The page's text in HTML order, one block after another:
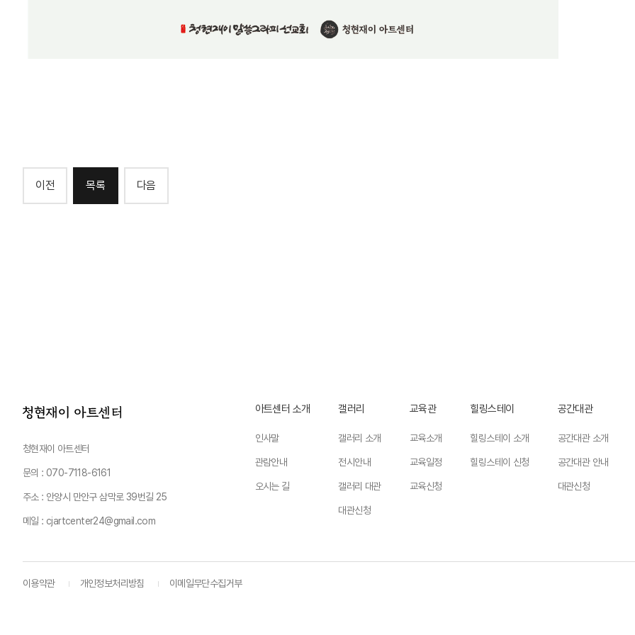
이전 목록 다음
청현재이 아트센터
문의 : 070-7118-6161
주소 : 안양시 만안구 삼막로 39번길 25
메일 : cjartcenter24@gmail.com
아트센터 소개
인사말
관람안내
오시는 길
갤러리
갤러리 소개
전시안내
갤러리 대관
대관신청
교육관
교육소개
교육일정
교육신청
힐링스테이
힐링스테이 소개
힐링스테이 신청
공간대관
공간대관 소개
공간대관 안내
대관신청
이용약관 개인정보처리방침 이메일무단수집거부